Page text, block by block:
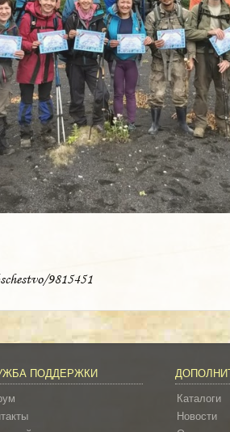
9815451
ПОДДЕРЖКИ
Каталоги
Новости